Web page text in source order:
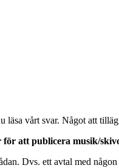
vårt svar. Något att
att publicera musik/
Dvs. ett avtal med